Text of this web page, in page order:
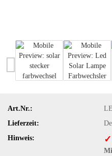
Art.Nr.:
Lieferzeit:
Hinweis: